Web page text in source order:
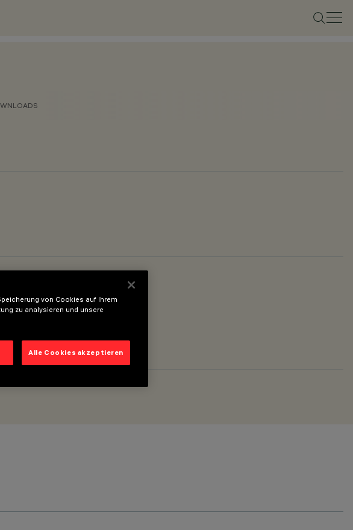
von Cookies auf Ihrem
zu analysieren und unsere
Alle Cookies akzeptieren